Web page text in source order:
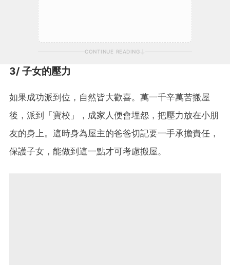
CONTINUE READING
3/ 子女的壓力
如果成功派到位，自然皆大歡喜。萬一千辛萬苦搬屋
後，派到「寶校」，成家人便會埋怨，把壓力放在小朋
友的身上。這時身為屋主的爸爸切記要一手承擔責任，
保護子女，能做到這一點才可考慮搬屋。